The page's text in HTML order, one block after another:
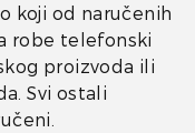
koji od naručenih
robe telefonski
proizvoda ili
Svi ostali